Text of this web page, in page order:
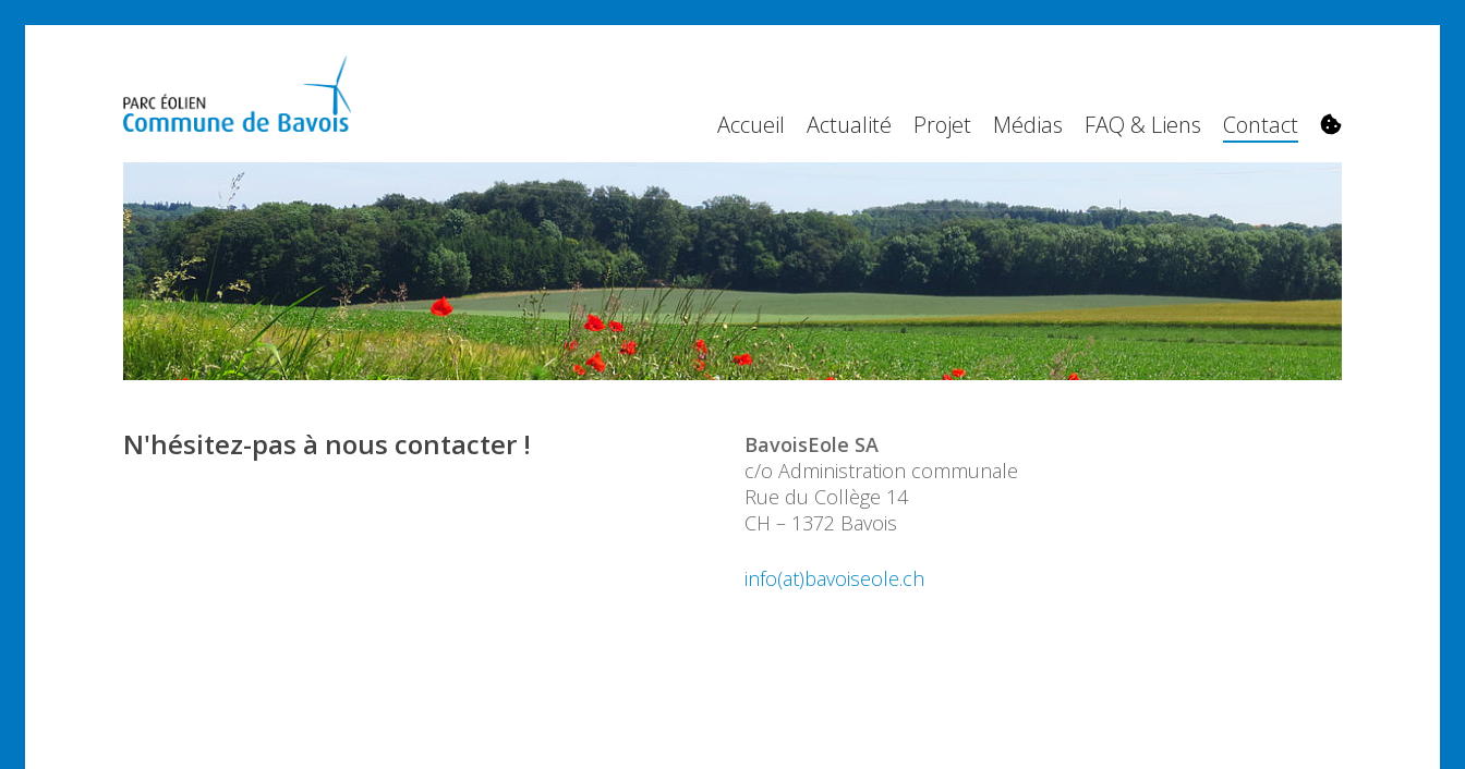
Accueil Actualité Projet Médias FAQ & Liens Contact
N'hésitez-pas à nous contacter !
BavoisEole SA
c/o Administration communale
Rue du Collège 14
CH – 1372 Bavois
info(at)bavoiseole.ch